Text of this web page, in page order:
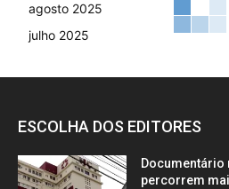
agosto 2025
julho 2025
ESCOLHA DOS EDITORES
Documentário
percorrem